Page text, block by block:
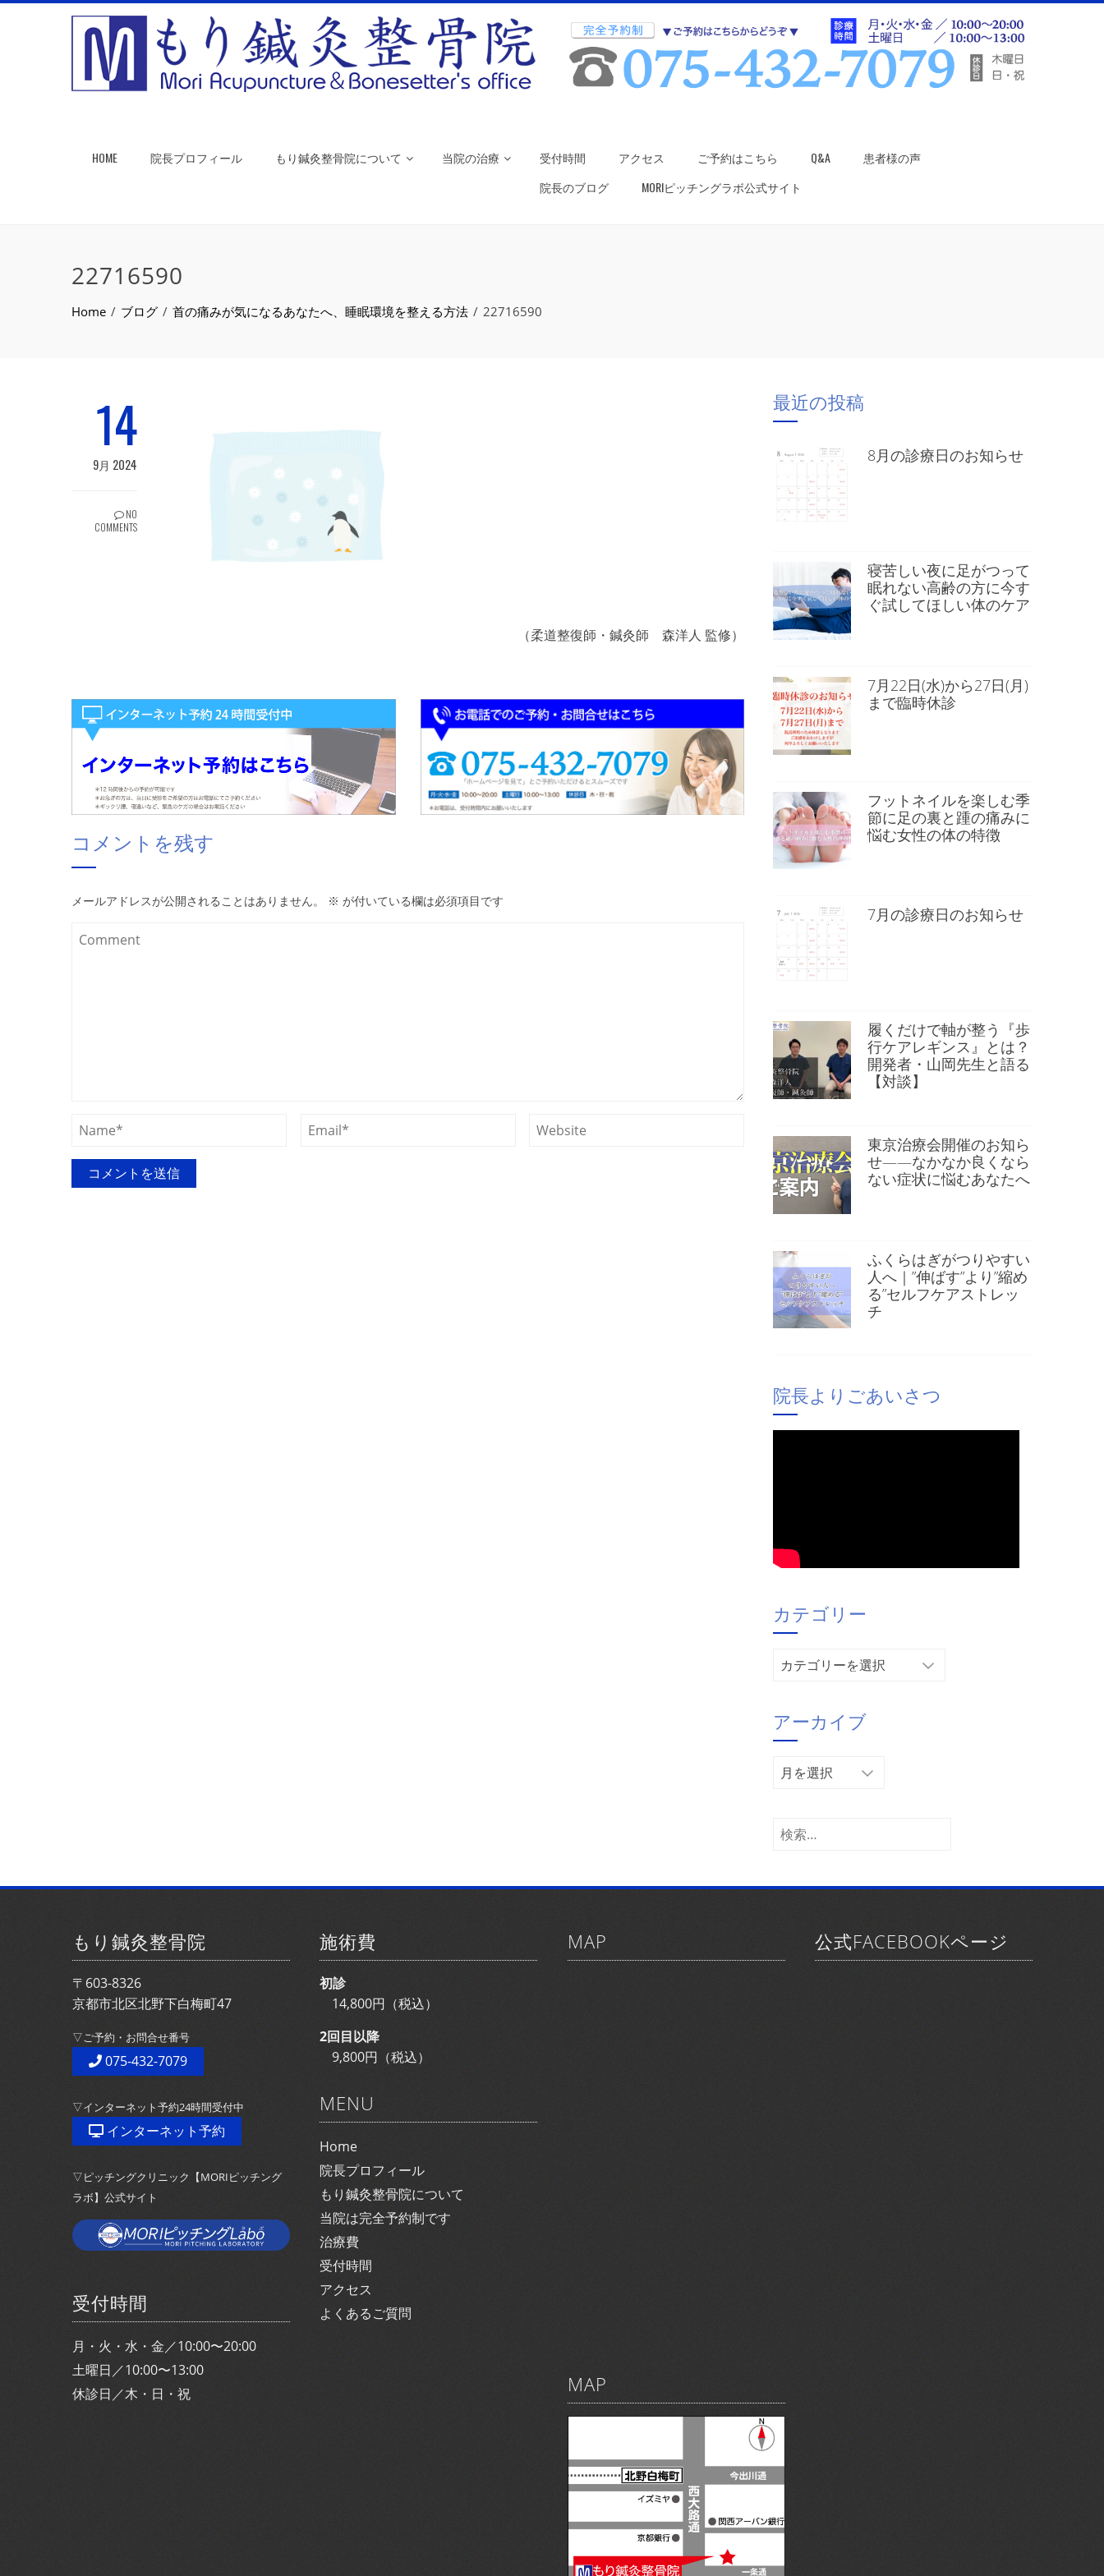
HOME 院長プロフィール もり鍼灸整骨院について 当院の治療 受付時間 アクセス ご予約はこちら Q&A
患者様の声
院長のブログ
MORIピッチングラボ公式サイト
22716590
Home ブログ 首の痛みが気になるあなたへ、睡眠環境を整える方法 22716590
14
9月 2024
NO
COMMENTS
（柔道整復師・鍼灸師 森洋人 監修）
コメントを残す
メールアドレスが公開されることはありません。 ※ が付いている欄は必須項目です
最近の投稿
8月の診療日のお知らせ
寝苦しい夜に足がつって
眠れない高齢の方に今す
ぐ試してほしい体のケア
7月22日(水)から27日(月)
まで臨時休診
フットネイルを楽しむ季
節に足の裏と踵の痛みに
悩む女性の体の特徴
7月の診療日のお知らせ
履くだけで軸が整う『歩
行ケアレギンス』とは？
開発者・山岡先生と語る
【対談】
東京治療会開催のお知ら
せ——なかなか良くなら
ない症状に悩むあなたへ
ふくらはぎがつりやすい
人へ｜”伸ばす”より”縮め
る”セルフケアストレッ
チ
院長よりごあいさつ
カテゴリー
カ
リ
ー
アーカイブ
ア
イ
検
もり鍼灸整骨院
〒603-8326
京都市北区北野下白梅町47
▽ご予約・お問合せ番号
075-432-7079
▽インターネット予約24時間受付中
インターネット予約
▽ピッチングクリニック【MORIピッチング
ラボ】公式サイト
受付時間
月・火・水・金／10:00〜20:00
土曜日／10:00〜13:00
休診日／木・日・祝
施術費
初診
14,800円（税込）
2回目以降
9,800円（税込）
MENU
Home
院長プロフィール
もり鍼灸整骨院について
当院は完全予約制です
治療費
受付時間
アクセス
よくあるご質問
MAP
MAP
公式FACEBOOKページ